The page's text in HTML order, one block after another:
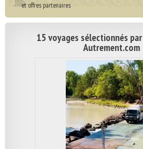
et offres partenaires
15 voyages sélectionnés
Autrement.com